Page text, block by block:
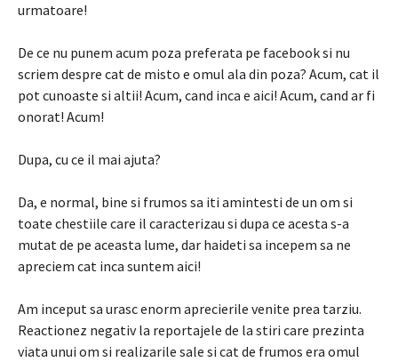
urmatoare!
De ce nu punem acum poza preferata pe facebook si nu
scriem despre cat de misto e omul ala din poza? Acum, cat il
pot cunoaste si altii! Acum, cand inca e aici! Acum, cand ar fi
onorat! Acum!
Dupa, cu ce il mai ajuta?
Da, e normal, bine si frumos sa iti amintesti de un om si
toate chestiile care il caracterizau si dupa ce acesta s-a
mutat de pe aceasta lume, dar haideti sa incepem sa ne
apreciem cat inca suntem aici!
Am inceput sa urasc enorm aprecierile venite prea tarziu.
Reactionez negativ la reportajele de la stiri care prezinta
viata unui om si realizarile sale si cat de frumos era omul